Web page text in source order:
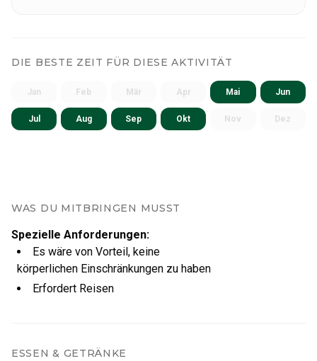
Tieren bieten wir maßgeschneiderte Erlebnisse, die
die Schönheit und die Traditionen des Nordens
DIE BESTE ZEIT FÜR DIESE AKTIVITÄT
Jan Feb Mär Apr Mai Jun
Jul Aug Sep Okt Nov Dez
WAS DU MITBRINGEN MUSST
Spezielle Anforderungen:
Es wäre von Vorteil, keine
körperlichen Einschränkungen zu haben
Erfordert Reisen
ESSEN & GETRÄNKE